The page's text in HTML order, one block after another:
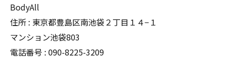
BodyAll
住所 : 東京都豊島区南池袋２丁目１４−１
マンション池袋803
電話番号 : 090-8225-3209